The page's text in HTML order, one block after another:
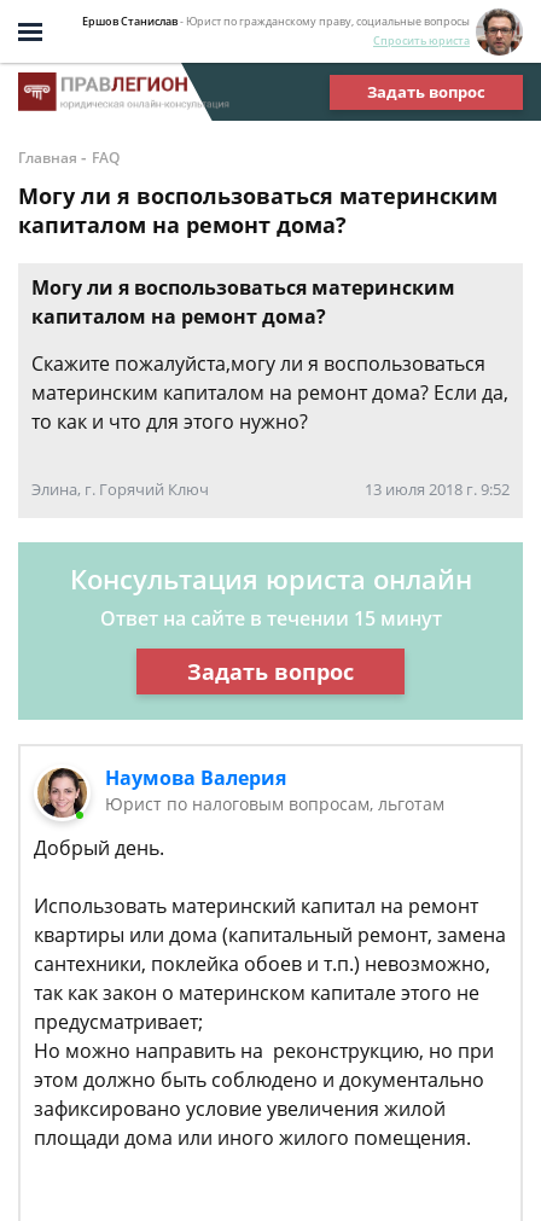
Ершов Станислав- Юрист по гражданскому праву, социальные вопросы
Спросить юриста
Задать вопрос
Главная - FAQ
Могу ли я воспользоваться материнским
капиталом на ремонт дома?
Могу ли я воспользоваться материнским
капиталом на ремонт дома?
Скажите пожалуйста,могу ли я воспользоваться
материнским капиталом на ремонт дома? Если да,
то как и что для этого нужно?
Элина, г. Горячий Ключ 13 июля 2018 г. 9:52
Консультация юриста онлайн
Ответ на сайте в течении 15 минут
Задать вопрос
Наумова Валерия
Юрист по налоговым вопросам, льготам
Добрый день.
Использовать материнский капитал на ремонт
квартиры или дома (капитальный ремонт, замена
сантехники, поклейка обоев и т.п.) невозможно,
так как закон о материнском капитале этого не
предусматривает;
Но можно направить на реконструкцию, но при
этом должно быть соблюдено и документально
зафиксировано условие увеличения жилой
площади дома или иного жилого помещения.